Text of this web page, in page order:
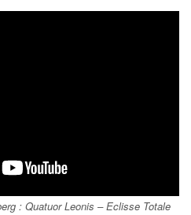
: Quatuor Leonis –Eclisse Totale